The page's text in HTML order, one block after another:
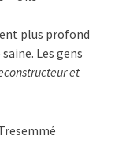
plus profond
Les gens
et